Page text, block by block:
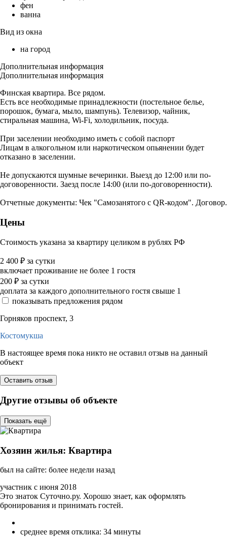
фен
ванна
Вид из окна
на город
Дополнительная информация
Дополнительная информация
Финская квартира. Все рядом.
Есть все необходимые принадлежности (постельное белье,
порошок, бумага, мыло, шампунь). Телевизор, чайник,
стиральная машина, Wi-Fi, холодильник, посуда.
При заселении необходимо иметь с собой паспорт
Лицам в алкогольном или наркотическом опьянении будет
отказано в заселении.
Не допускаются шумные вечеринки. Выезд до 12:00 или по-
договоренности. Заезд после 14:00 (или по-договоренности).
Отчетные документы: Чек "Самозанятого с QR-кодом". Договор.
Цены
Стоимость указана за квартиру целиком в рублях РФ
2 400 ₽ за сутки
включает проживание не более 1 гостя
200 ₽ за сутки
доплата за каждого дополнительного гостя свыше 1
показывать предложения рядом
Горняков проспект, 3
Костомукша
В настоящее время пока никто не оставил отзыв на данный
объект
Оставить отзыв
Другие отзывы об объекте
Показать ещё
Хозяин жилья: Квартира
был на сайте: более недели назад
участник с июня 2018
Это знаток Суточно.ру. Хорошо знает, как оформлять
бронирования и принимать гостей.
среднее время отклика: 34 минуты